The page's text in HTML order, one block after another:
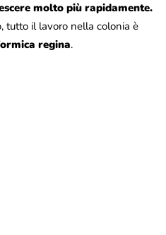
molto più rapidamente.
tutto il lavoro nella colonia è
regina.